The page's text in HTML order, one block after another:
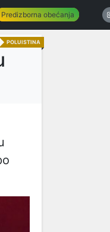
Predizborna obećanja
POLUISTINA